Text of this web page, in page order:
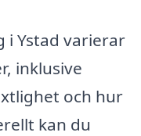
i Ystad varierar
inklusive
och hur
kan du